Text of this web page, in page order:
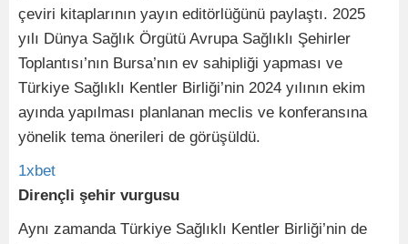
çeviri kitaplarının yayın editörlüğünü paylaştı. 2025
yılı Dünya Sağlık Örgütü Avrupa Sağlıklı Şehirler
Toplantısı’nın Bursa’nın ev sahipliği yapması ve
Türkiye Sağlıklı Kentler Birliği’nin 2024 yılının ekim
ayında yapılması planlanan meclis ve konferansına
yönelik tema önerileri de görüşüldü.
1xbet
Dirençli şehir vurgusu
Aynı zamanda Türkiye Sağlıklı Kentler Birliği’nin de